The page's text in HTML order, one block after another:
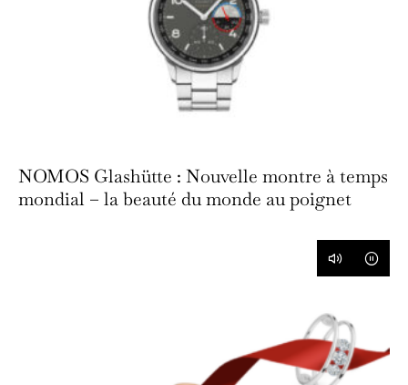
NOMOS Glashütte : Nouvelle montre à temps
mondial – la beauté du monde au poignet